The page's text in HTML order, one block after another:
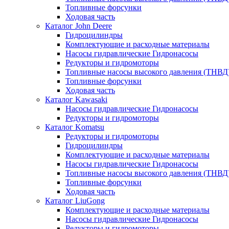
Топливные форсунки
Ходовая часть
Каталог John Deere
Гидроцилиндры
Комплектующие и расходные материалы
Насосы гидравлические Гидронасосы
Редукторы и гидромоторы
Топливные насосы высокого давления
Топливные форсунки
Ходовая часть
Каталог Kawasaki
Насосы гидравлические Гидронасосы
Редукторы и гидромоторы
Каталог Komatsu
Редукторы и гидромоторы
Гидроцилиндры
Комплектующие и расходные материалы
Насосы гидравлические Гидронасосы
Топливные насосы высокого давления
Топливные форсунки
Ходовая часть
Каталог LiuGong
Комплектующие и расходные материалы
Насосы гидравлические Гидронасосы